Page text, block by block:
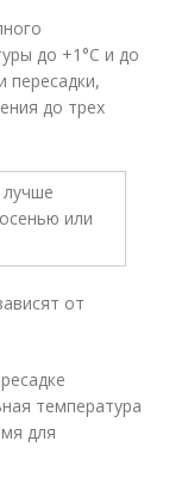
до +1°С и до
пересадки,
до трех
от
температура
для